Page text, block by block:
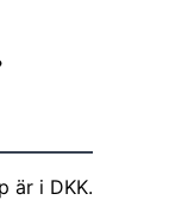
är i DKK.